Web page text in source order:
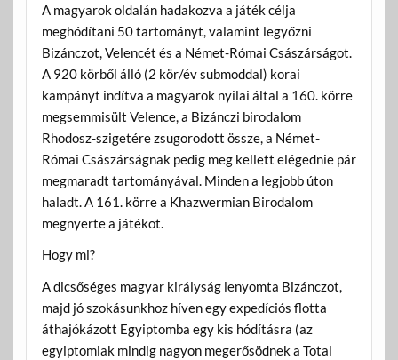
A magyarok oldalán hadakozva a játék célja
meghódítani 50 tartományt, valamint legyőzni
Bizánczot, Velencét és a Német-Római Császárságot.
A 920 körből álló (2 kör/év submoddal) korai
kampányt indítva a magyarok nyilai által a 160. körre
megsemmisült Velence, a Bizánczi birodalom
Rhodosz-szigetére zsugorodott össze, a Német-
Római Császárságnak pedig meg kellett elégednie pár
megmaradt tartományával. Minden a legjobb úton
haladt. A 161. körre a Khazwermian Birodalom
megnyerte a játékot.
Hogy mi?
A dicsőséges magyar királyság lenyomta Bizánczot,
majd jó szokásunkhoz híven egy expedíciós flotta
áthajókázott Egyiptomba egy kis hódításra (az
egyiptomiak mindig nagyon megerősödnek a Total